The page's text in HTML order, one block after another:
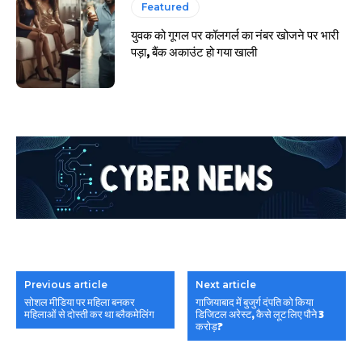
Featured
युवक को गूगल पर कॉलगर्ल का नंबर खोजने पर भारी
पड़ा, बैंक अकाउंट हो गया खाली
Previous article
सोशल मीडिया पर महिला बनकर
महिलाओं से दोस्ती कर था ब्लैकमेलिंग
Next article
गाजियाबाद में बुजुर्ग दंपति को किया
डिजिटल अरेस्ट, कैसे लूट लिए पौने 3
करोड़?